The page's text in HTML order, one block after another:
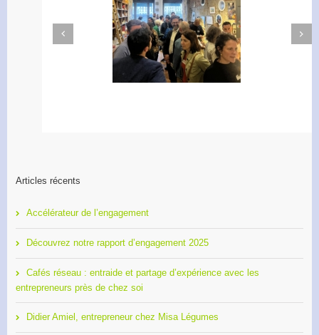
Accélérateur de
l’engagement
Previous
Next
Articles récents
Accélérateur de l’engagement
Découvrez notre rapport d’engagement 2025
Cafés réseau : entraide et partage d’expérience avec les
entrepreneurs près de chez soi
Didier Amiel, entrepreneur chez Misa Légumes